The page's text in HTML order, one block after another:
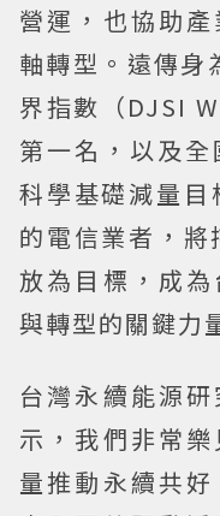
營運，也協助
軸轉型。遠傳身
界指數（DJSI
第一名，以及
科學基礎減量
的電信業者，
放為目標，成
與轉型的關鍵力
台灣永續能源
示，我們非常
量推動永續共